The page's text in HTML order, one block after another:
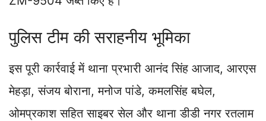
पुलिस टीम की सराहनीय भूमिका
इस पूरी कार्रवाई में थाना प्रभारी आनंद सिंह आजाद, आरएस
मेहड़ा, संजय बोराना, मनोज पांडे, कमलसिंह बघेल,
ओमप्रकाश सहित साइबर सेल और थाना डीडी नगर रतलाम